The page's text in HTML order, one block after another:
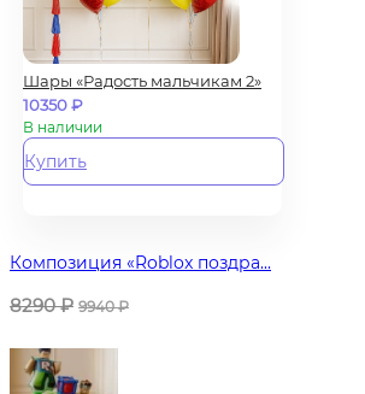
Шары «Радость мальчикам 2»
10350₽
В наличии
Купить
Композиция «Roblox поздра...
8290₽ 9940₽